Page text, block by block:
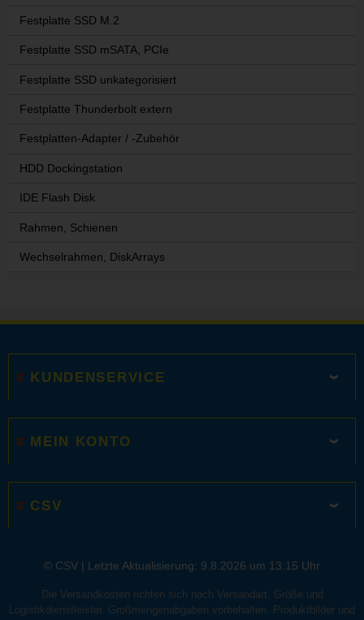
Festplatte SSD M.2
Festplatte SSD mSATA, PCIe
Festplatte SSD unkategorisiert
Festplatte Thunderbolt extern
Festplatten-Adapter / -Zubehör
HDD Dockingstation
IDE Flash Disk
Rahmen, Schienen
Wechselrahmen, DiskArrays
KUNDENSERVICE
MEIN KONTO
CSV
© CSV | Letzte Aktualisierung: 9.8.2026 um 13:15 Uhr
Die Versandkosten richten sich nach Versandart, Größe und
Logistikdienstleister. Großmengenabgaben vorbehalten. Produktbilder und